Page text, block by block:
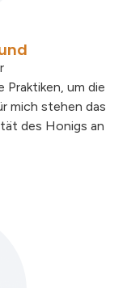
um die
mich stehen das
des Honigs an